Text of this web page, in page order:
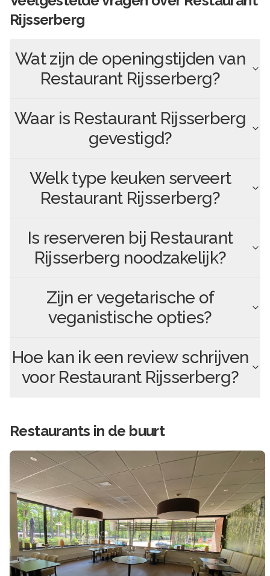
Rijsserberg
Wat zijn de openingstijden van
Restaurant Rijsserberg?
Waar is Restaurant Rijsserberg
gevestigd?
Welk type keuken serveert
Restaurant Rijsserberg?
Is reserveren bij Restaurant
Rijsserberg noodzakelijk?
Zijn er vegetarische of
veganistische opties?
Hoe kan ik een review schrijven
voor Restaurant Rijsserberg?
Restaurants in de buurt